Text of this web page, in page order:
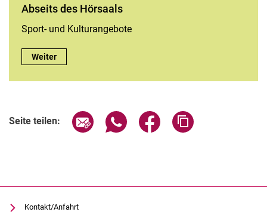
Abseits des Hörsaals
Sport- und Kulturangebote
Abseits des Hörsaals:
Weiter
Seite teilen: Seite über E-Mail teilen
Seite über WhatsApp teilen
Seite über Facebook
Kontakt/Anfahrt